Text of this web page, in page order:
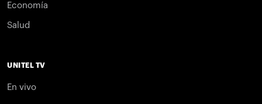
Economía
Salud
UNITEL TV
En vivo